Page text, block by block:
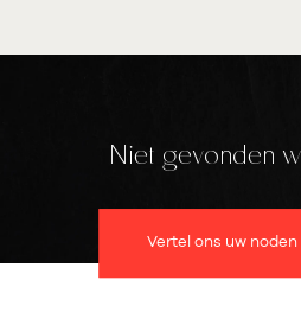
Niet gevonden
Vertel ons uw noden